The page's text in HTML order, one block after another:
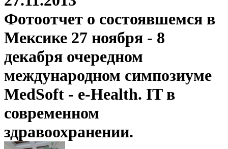
Фотоотчет о состоявшемся в
Мексике 27 ноября - 8
декабря очередном
международном симпозиуме
MedSoft - e-Health. IT в
современном
здравоохранении.